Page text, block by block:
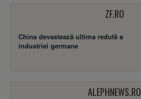
ZF.RO
China devastează ultima redută a
industriei germane
ALEPHNEWS.RO